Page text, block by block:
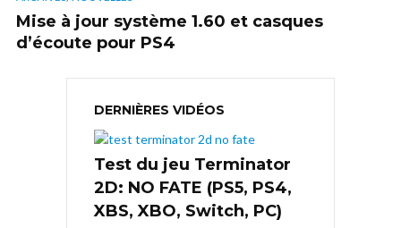
Mise à jour système 1.60 et casques
d’écoute pour PS4
DERNIÈRES VIDÉOS
Test du jeu Terminator
2D: NO FATE (PS5, PS4,
XBS, XBO, Switch, PC)